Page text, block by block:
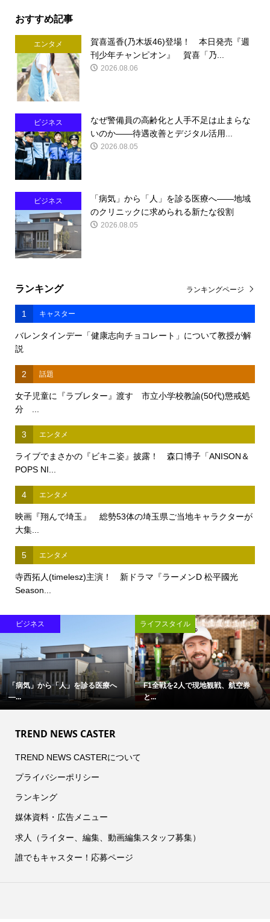
おすすめ記事
エンタメ
賀喜遥香(乃木坂46)登場！ 本日発売『週
刊少年チャンピオン』 賀喜「乃...
2026.08.06
ビジネス
なぜ警備員の高齢化と人手不足は止まらな
いのか――待遇改善とデジタル活用...
2026.08.05
ビジネス
「病気」から「人」を診る医療へ――地域
のクリニックに求められる新たな役割
2026.08.05
ランキング
1 キャスター
バレンタインデー「健康志向チョコレート」について教授が解
説
2 話題
女子児童に『ラブレター』渡す 市立小学校教諭(50代)懲戒処
分 ...
3 エンタメ
ライブでまさかの『ビキニ姿』披露！ 森口博子「ANISON＆
POPS NI...
4 エンタメ
映画『翔んで埼玉』 総勢53体の埼玉県ご当地キャラクターが
大集...
5 エンタメ
寺西拓人(timelesz)主演！ 新ドラマ『ラーメンD 松平國光
Season...
ランキングページ
ビジネス
「病気」から「人」を診る医療へ
―...
ライフスタイル
F1全戦を2人で現地観戦、航空券
と...
TREND NEWS CASTER
TREND NEWS CASTERについて
プライバシーポリシー
ランキング
媒体資料・広告メニュー
求人（ライター、編集、動画編集スタッフ募集）
誰でもキャスター！応募ページ